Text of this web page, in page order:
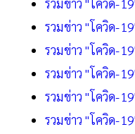
รวมข่าว "โควิด-
รวมข่าว "โควิด-
รวมข่าว "โควิด-
รวมข่าว "โควิด-
รวมข่าว "โควิด-